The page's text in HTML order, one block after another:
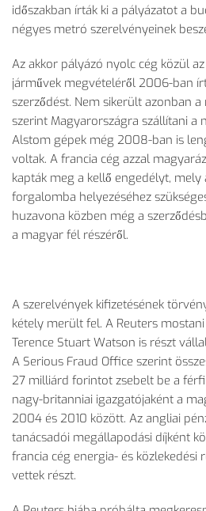
időszakban írták ki a pályázatot a
négyes metró szerelvényeinek
Az akkor pályázó nyolc cég közül
járművek megvételéről 2006-ban
szerződést. Nem sikerült azonban
szerint Magyarországra szállítani a
Alstom gépek még 2008-ban is
voltak. A francia cég azzal
kapták meg a kellő engedélyt, mely
forgalomba helyezéséhez
huzavona közben még a
a magyar fél részéről.
A szerelvények kifizetésének
kétely merült fel. A Reuters
Terence Stuart Watson is részt
A Serious Fraud Office szerint
27 milliárd forintot zsebelt be a
nagy-britanniai igazgatójaként a
2004 és 2010 között. Az angliai
tanácsadói megállapodási díjként
francia cég energia- és közlekedési
vettek részt.